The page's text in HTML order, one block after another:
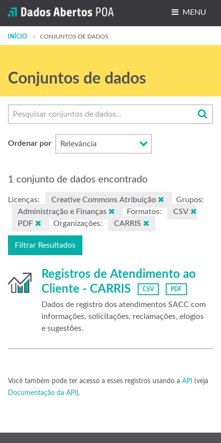
MENU
Conjuntos de dados
Grupos
Sobre
INÍCIO CONJUNTOS DE DADOS
Conjuntos de dados
Ordenar por
1 conjunto de dados encontrado
Licenças: Creative Commons Atribuição
Grupos:
Administração e Finanças
Formatos:
CSV
PDF
Organizações: CARRIS
Filtrar Resultados
Registros de Atendimento ao
Cliente - CARRIS
CSV PDF
Dados de registro dos atendimentos SACC com
informações, solicitações, reclamações, elogios
e sugestões.
Você também pode ter acesso a esses registros usando a API (veja
Documentação da API ).